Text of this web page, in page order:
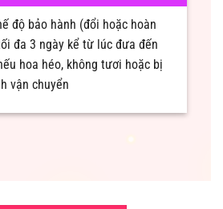
độ bảo hành (đổi hoặc hoàn
đa 3 ngày kể từ lúc đưa đến
hoa héo, không tươi hoặc bị
vận chuyển